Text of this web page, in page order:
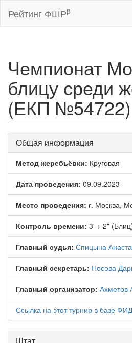
Рейтинг ФШРβ
Чемпионат
блицу среди
(ЕКП №54722)
Общая информация
Метод жеребьёвки: Круговая
Дата проведения: 09.09.2023
Место проведения: г. Москва,
Контроль времени: 3' + 2"
Главный судья: Спицына
Главный секретарь: Носова
Главный организатор: Ахметов
Ссылка на этот турнир в базе